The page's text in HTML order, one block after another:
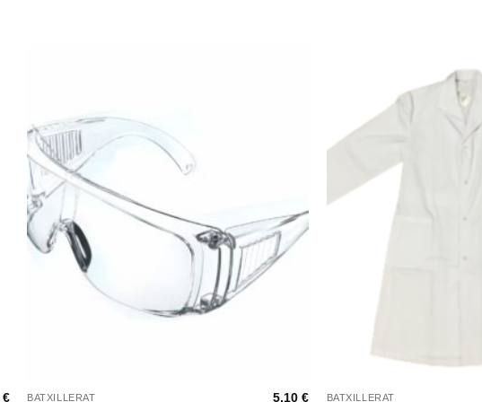
€ BATXILLERAT 5,10€ BATXILLERAT